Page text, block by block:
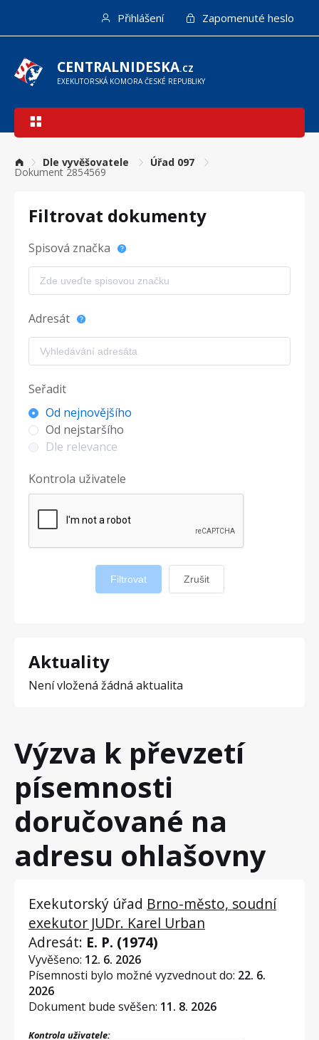
hlavnímu
obsahu
Přihlášení Zapomenuté heslo
CENTRALNIDESKA.CZ
EXEKUTORSKÁ KOMORA ČESKÉ REPUBLIKY
Hlavní
Dle vyvěšovatele Úřad 097
Dokument 2854569
Filtrovat dokumenty
Spisová značka
Adresát
Seřadit
Od nejnovějšího
Od nejstaršího
Dle relevance
Kontrola uživatele
Filtrovat Zrušit
Aktuality
Není vložená žádná aktualita
Výzva k převzetí
písemnosti
doručované na
adresu ohlašovny
Exekutorský úřad Brno-město, soudní
exekutor JUDr. Karel Urban
Adresát: E. P. (1974)
Vyvěšeno: 12. 6. 2026
Písemnosti bylo možné vyzvednout do: 22. 6.
2026
Dokument bude svěšen: 11. 8. 2026
Kontrola uživatele: